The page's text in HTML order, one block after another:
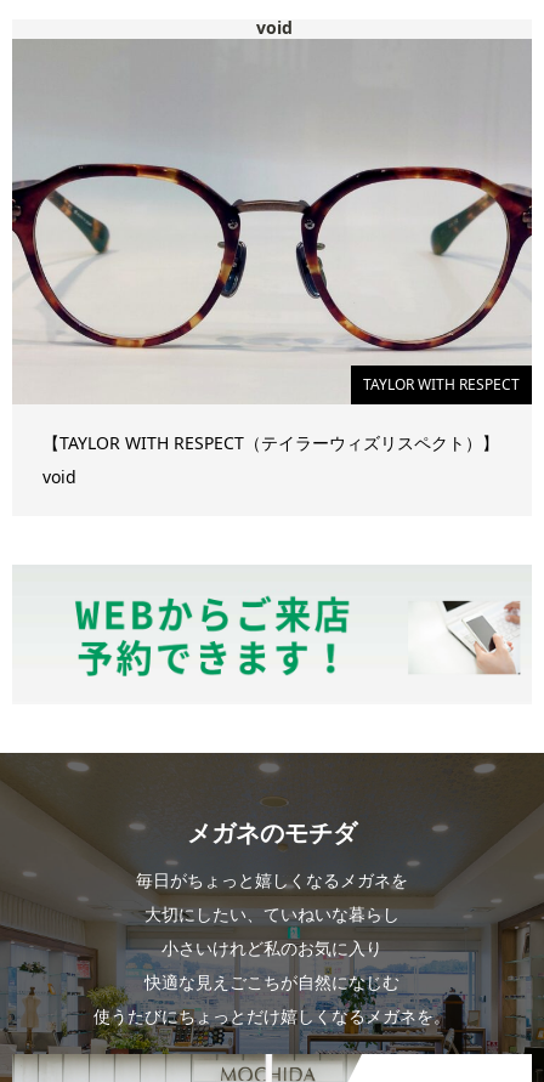
void
TAYLOR WITH RESPECT
【TAYLOR WITH RESPECT（テイラーウィズリスペクト）】
void
メガネのモチダ
毎日がちょっと嬉しくなるメガネを
大切にしたい、ていねいな暮らし
小さいけれど私のお気に入り
快適な見えごこちが自然になじむ
使うたびにちょっとだけ嬉しくなるメガネを。